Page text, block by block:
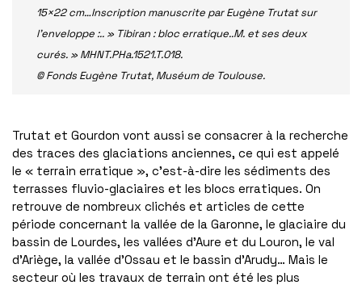
15×22 cm…Inscription manuscrite par Eugène Trutat sur
l’enveloppe :.. » Tibiran : bloc erratique..M. et ses deux
curés. » MHNT.PHa.1521.T.018.
© Fonds Eugène Trutat, Muséum de Toulouse.
Trutat et Gourdon vont aussi se consacrer à la recherche
des traces des glaciations anciennes, ce qui est appelé
le « terrain erratique », c’est-à-dire les sédiments des
terrasses fluvio-glaciaires et les blocs erratiques. On
retrouve de nombreux clichés et articles de cette
période concernant la vallée de la Garonne, le glaciaire du
bassin de Lourdes, les vallées d’Aure et du Louron, le val
d’Ariège, la vallée d’Ossau et le bassin d’Arudy… Mais le
secteur où les travaux de terrain ont été les plus